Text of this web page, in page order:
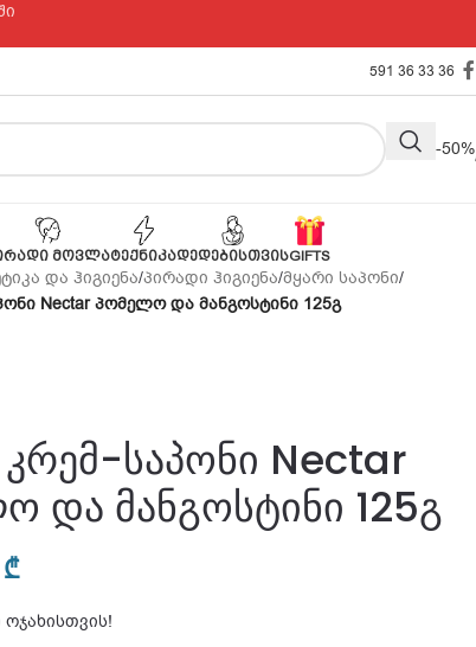
591 36 33 36
Outlet -50%
ᲛᲝᲕᲚᲐᲢᲔᲥᲜᲘᲙᲐᲓᲔᲓᲔᲑᲘᲡᲗᲕᲘᲡGIFTS
და ჰიგიენა/პირადი ჰიგიენა/მყარი საპონი/
Nectar პომელო და მანგოსტინი 125გ
კრემ-საპონი Nectar
და მანგოსტინი 125გ
₾